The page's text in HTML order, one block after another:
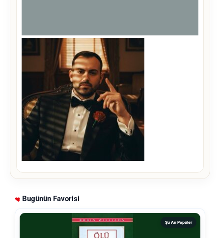
Bugünün Favorisi
Şu An Popüler